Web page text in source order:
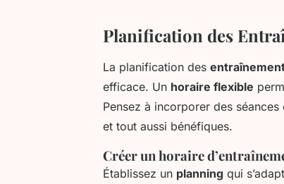
Planification des
La planification des
efficace. Un horaire flexible
Pensez à incorporer des
et tout aussi bénéfiques.
Créer un horaire
Établissez un planning qui